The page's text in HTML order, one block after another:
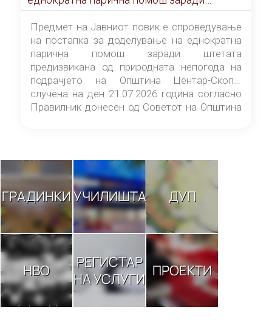
штетата предизвикана од природната
непогода на подрачјето на Општина
Центар-Скопје случена на ден 21.07.2026
година
Предмет на Јавниот повик е спроведување
на постапка за доделување на еднократна
парична помош заради штетата
предизвикана од природната непогода на
подрачјето на Општина Центар-Скопје
случена на ден 21.07.2026 година согласно
Правилник донесен од Советот на Општина
ГРАДИНКИУЧИЛИШТА ДУП
НВО
РЕГИСТАР
НА УСЛУГИ ПРОЕКТИ